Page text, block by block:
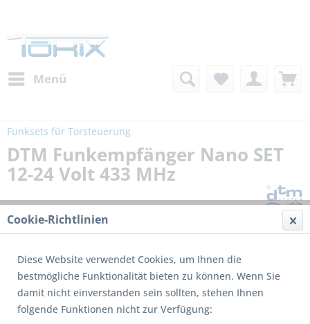
Menü
Funksets für Torsteuerung
DTM Funkempfänger Nano SET
12-24 Volt 433 MHz
Cookie-Richtlinien
Diese Website verwendet Cookies, um Ihnen die
bestmögliche Funktionalität bieten zu können. Wenn Sie
damit nicht einverstanden sein sollten, stehen Ihnen
folgende Funktionen nicht zur Verfügung: